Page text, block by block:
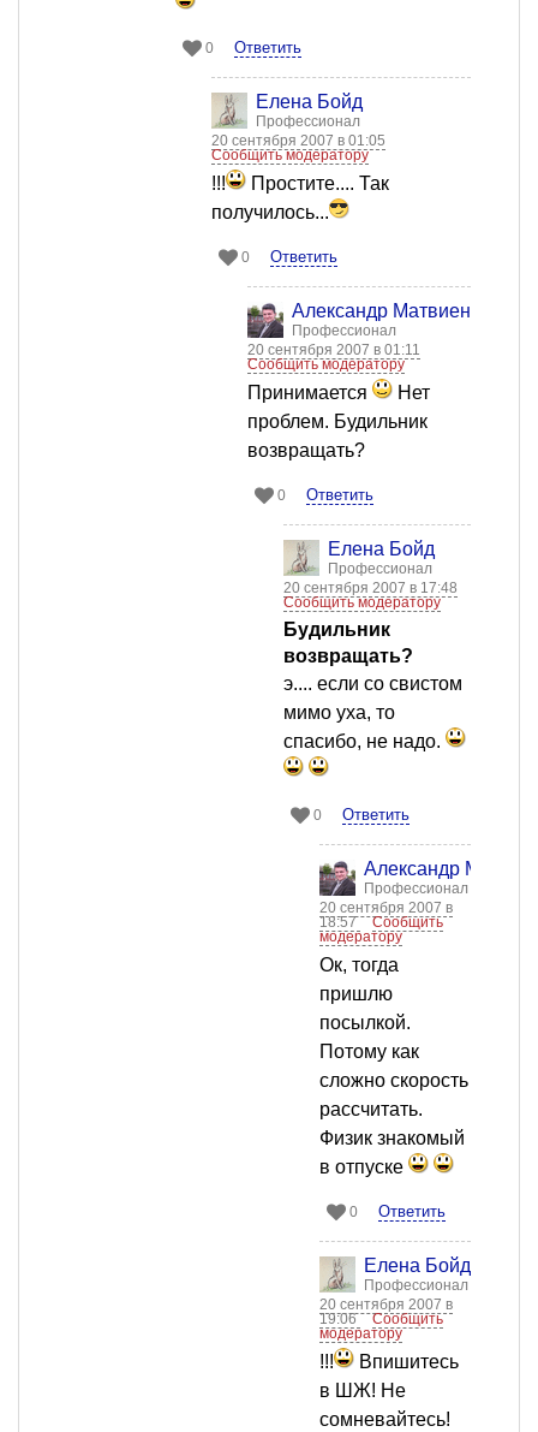
0 Ответить
Елена Бойд
Профессионал
20 сентября 2007 в 01:05
Сообщить модератору
!!!
Простите.... Так
получилось...
0 Ответить
Александр Матвиенко
Профессионал
20 сентября 2007 в 01:11
Сообщить модератору
Принимается
Нет
проблем. Будильник
возвращать?
0 Ответить
Елена Бойд
Профессионал
20 сентября 2007 в 17:48
Сообщить модератору
Будильник
возвращать?
э.... если со свистом
мимо уха, то
спасибо, не надо.
0 Ответить
Александр
Профессионал
20 сентября 2007 в
18:57
Сообщить
модератору
Ок, тогда
пришлю
посылкой.
Потому как
сложно скорость
рассчитать.
Физик знакомый
в отпуске
0 Ответить
Елена Бойд
Профессионал
20 сентября 2007 в
19:06
Сообщить
модератору
!!!
Впишитесь
в ШЖ! Не
сомневайтесь!